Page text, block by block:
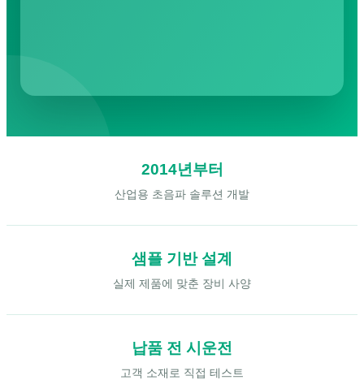
2014년부터
산업용 초음파 솔루션 개발
샘플 기반 설계
실제 제품에 맞춘 장비 사양
납품 전 시운전
고객 소재로 직접 테스트